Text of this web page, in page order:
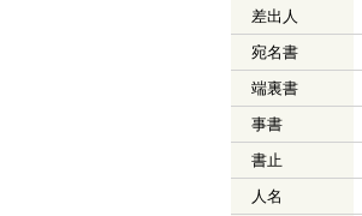
差出人
宛名書
端裏書
事書
書止
人名